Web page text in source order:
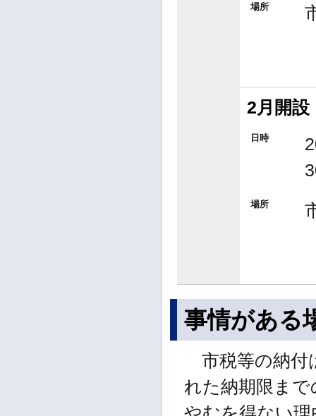
場所
2月開設
日時
場所
事情がある
市税等の納付
れた納期限ま